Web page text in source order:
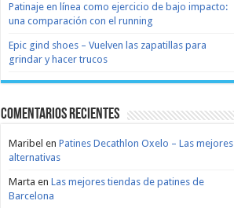
Patinaje en línea como ejercicio de bajo impacto:
una comparación con el running
Epic gind shoes – Vuelven las zapatillas para
grindar y hacer trucos
Comentarios recientes
Maribel en Patines Decathlon Oxelo – Las mejores
alternativas
Marta en Las mejores tiendas de patines de
Barcelona